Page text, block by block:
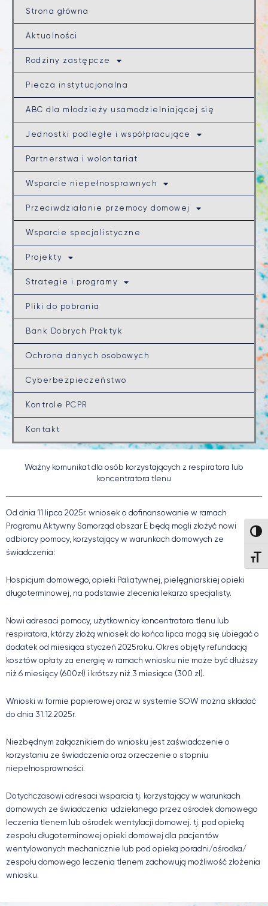
Strona główna
Aktualności
Rodziny zastępcze
Piecza instytucjonalna
ABC dla młodzieży usamodzielniającej się
Jednostki podległe i współpracujące
Partnerstwa i wolontariat
Wsparcie niepełnosprawnych
Przeciwdziałanie przemocy domowej
Wsparcie specjalistyczne
Projekty
Strategie i programy
Pliki do pobrania
Bank Dobrych Praktyk
Ochrona danych osobowych
Cyberbezpieczeństwo
Kontrole PCPR
Kontakt
Ważny komunikat dla osób korzystających z respiratora lub
koncentratora tlenu
Od dnia 11 lipca 2025r. wniosek o dofinansowanie w ramach
Programu Aktywny Samorząd obszar E będą mogli złożyć nowi
odbiorcy pomocy, korzystający w warunkach domowych ze
świadczenia:
Hospicjum domowego, opieki Paliatywnej, pielęgniarskiej opieki
długoterminowej, na podstawie zlecenia lekarza specjalisty.
Nowi adresaci pomocy, użytkownicy koncentratora tlenu lub
respiratora, którzy złożą wniosek do końca lipca mogą się ubiegać o
dodatek od miesiąca styczeń 2025roku. Okres objęty refundacją
kosztów opłaty za energię w ramach wniosku nie może być dłuższy
niż 6 miesięcy (600zł) i krótszy niż 3 miesiące (300 zł).
Wnioski w formie papierowej oraz w systemie SOW można składać
do dnia 31.12.2025r.
Niezbędnym załącznikiem do wniosku jest zaświadczenie o
korzystaniu ze świadczenia oraz orzeczenie o stopniu
niepełnosprawności.
Dotychczasowi adresaci wsparcia tj. korzystający w warunkach
domowych ze świadczenia udzielanego przez ośrodek domowego
leczenia tlenem lub ośrodek wentylacji domowej. tj. pod opieką
zespołu długoterminowej opieki domowej dla pacjentów
wentylowanych mechanicznie lub pod opieką poradni/ośrodka/
zespołu domowego leczenia tlenem zachowują możliwość złożenia
wniosku.